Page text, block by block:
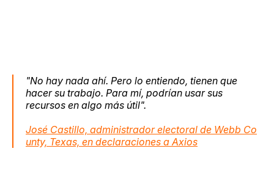
"No hay nada ahí. Pero lo entiendo, tienen que
hacer su trabajo. Para mí, podrían usar sus
recursos en algo más útil".
José Castillo, administrador electoral de Webb Co
unty, Texas, en declaraciones a Axios